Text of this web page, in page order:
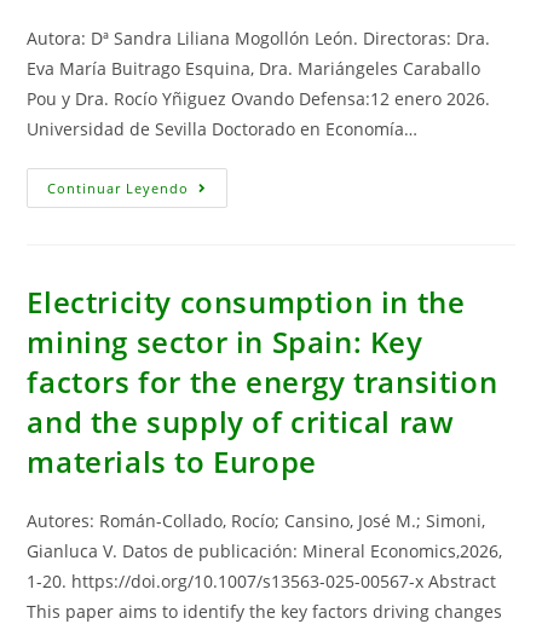
Autora: Dª Sandra Liliana Mogollón León. Directoras: Dra.
Eva María Buitrago Esquina, Dra. Mariángeles Caraballo
Pou y Dra. Rocío Yñiguez Ovando Defensa:12 enero 2026.
Universidad de Sevilla Doctorado en Economía…
Continuar Leyendo Tesis
Doctoral:
De
Impactos
Económicos
De
La
Invasión
Y
Alternativas
De
Economía
Electricity consumption in the
mining sector in Spain: Key
factors for the energy transition
and the supply of critical raw
materials to Europe
Autores: Román-Collado, Rocío; Cansino, José M.; Simoni,
Gianluca V. Datos de publicación: Mineral Economics,2026,
1-20. https://doi.org/10.1007/s13563-025-00567-x Abstract
This paper aims to identify the key factors driving changes